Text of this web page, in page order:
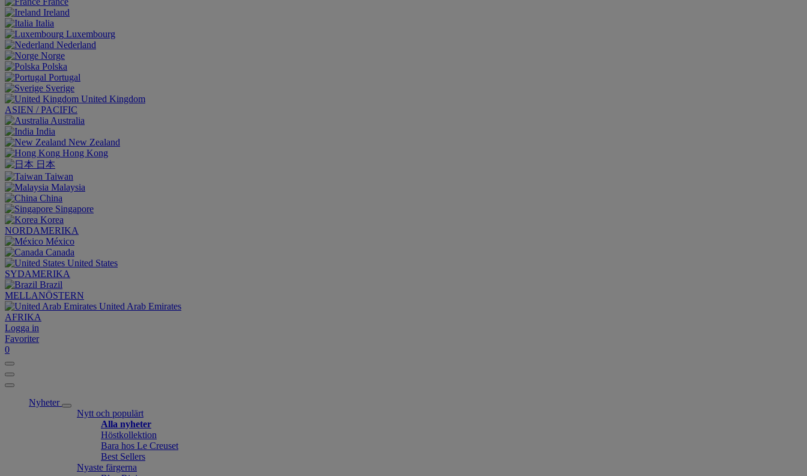
Ireland
Italia
Luxembourg
Nederland
Norge
Polska
Portugal
Sverige
United Kingdom
ASIEN / PACIFIC
Australia
India
New Zealand
Hong Kong
日本
Taiwan
Malaysia
China
Singapore
Korea
NORDAMERIKA
México
Canada
United States
SYDAMERIKA
Brazil
MELLANÖSTERN
United Arab Emirates
AFRIKA
Logga in
Favoriter
0
Nyheter
Nytt och populärt
Alla nyheter
Höstkollektion
Bara hos Le Creuset
Best Sellers
Nyaste färgerna